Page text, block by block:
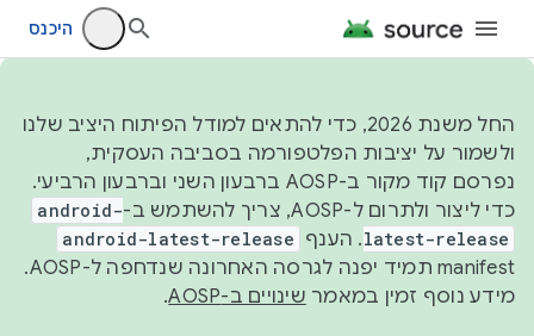
היכנס
החל משנת 2026, כדי להתאים למודל הפיתוח היציב שלנו
ולשמור על יציבות הפלטפורמה בסביבה העסקית,
נפרסם קוד מקור ב-AOSP ברבעון השני וברבעון הרביעי.
כדי ליצור ולתרום ל-AOSP, צריך להשתמש ב-
android-
latest-release. הענף android-latest-release
manifest תמיד יפנה לגרסה האחרונה שנדחפה ל-AOSP.
מידע נוסף זמין במאמר שינויים ב-AOSP .